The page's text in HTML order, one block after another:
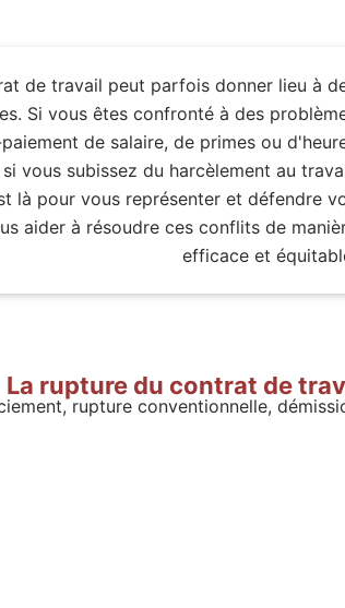
de travail peut parfois donner lieu à
Si vous êtes confronté à des
de salaire, de primes ou
vous subissez du harcèlement au
là pour vous représenter et défendre
aider à résoudre ces conflits de
efficace et
La rupture du contrat de
rupture conventionnelle,